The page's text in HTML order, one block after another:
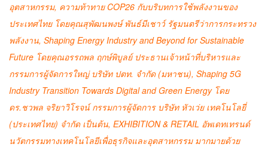
อุตสาหกรรม, ความท้าทาย COP26 กับบริบทการใช้พลังงานของ
ประเทศไทย โดยคุณสุพัฒนพงษ์ พันธ์มีเชาว์ รัฐมนตรีว่าการกระทรวง
พลังงาน, Shaping Energy Industry and Beyond for Sustainable
Future โดยคุณอรรถพล ฤกษ์พิบูลย์ ประธานเจ้าหน้าที่บริหารและ
กรรมการผู้จัดการใหญ่ บริษัท ปตท. จำกัด (มหาชน), Shaping 5G
Industry Transition Towards Digital and Green Energy โดย
ดร.ชวพล จริยาวิโรจน์ กรรมการผู้จัดการ บริษัท หัวเว่ย เทคโนโลยี่
(ประเทศไทย) จำกัด เป็นต้น, EXHIBITION & RETAIL อัพเดทเทรนด์
นวัตกรรมทางเทคโนโลยีเพื่อธุรกิจและอุตสาหกรรม มากมายด้วย